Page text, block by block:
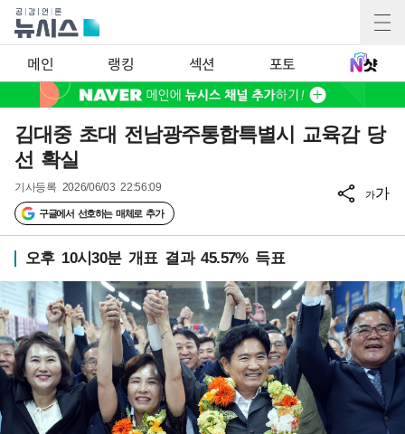
메인 랭킹 섹션 포토
김대중 초대 전남광주통합특별시 교육감 당
선 확실
기사등록 2026/06/03 22:56:09
구글에서 선호하는 매체로 추가
가가
오후 10시30분 개표 결과 45.57% 득표